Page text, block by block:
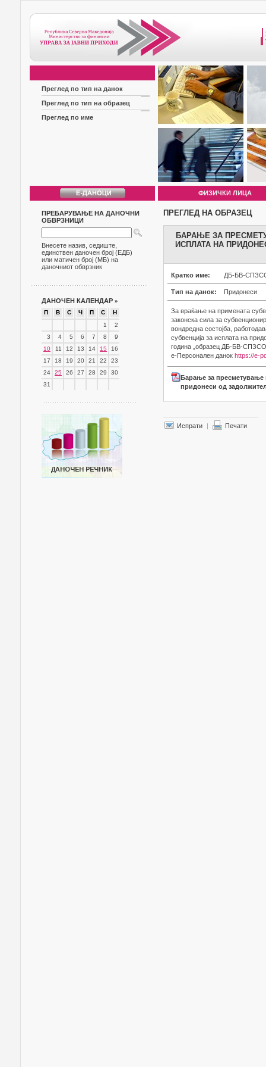
Преглед по тип на данок
Преглед по тип на образец
Преглед по име
ФИЗИЧКИ ЛИЦА
ПРЕБАРУВАЊЕ НА ДАНОЧНИ
ОБВРЗНИЦИ
Внесете назив, седиште,
единствен даночен број (ЕДБ)
или матичен број (МБ) на
даночниот обврзник
ДАНОЧЕН КАЛЕНДАР »
П В С Ч П С
Н
1
2
3
4 5 6 7 8
9
10
11 12 13 14 15
16
17
18 19 20 21 22
23
24
25 26 27 28 29
30
31
ПРЕГЛЕД НА ОБРАЗЕЦ
БАРАЊЕ ЗА
ИСПЛАТА НА
Кратко име: ДБ-БВ-
Тип на данок: Придонеси
За враќање на примената
законска сила за
вондредна состојба,
субвенција за исплата на
година „образец ДБ-БВ-
е-Персонален данок https://e-
Барање за пресметување
придонеси од
Испрати | Печати